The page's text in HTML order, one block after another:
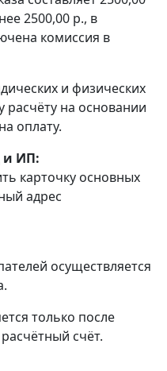
2500,00 р., в
комиссия в
и физических
на основании
оплату.
и ИП:
карточку основных
адрес
осуществляется
только после
счёт.